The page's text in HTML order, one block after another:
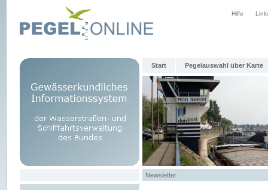
Hilfe
Start Pegelauswahl über Karte
Newsletter